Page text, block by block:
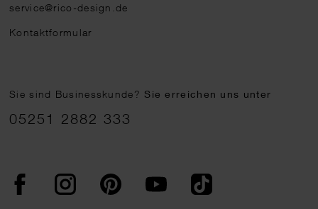
service@rico-design.de
Kontaktformular
Sie sind Businesskunde?Sie erreichen uns unter
05251 2882 333
FacebookInstagram PinterestYouTubeTikTok